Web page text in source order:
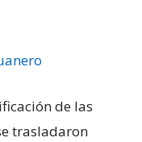
de las
trasladaron